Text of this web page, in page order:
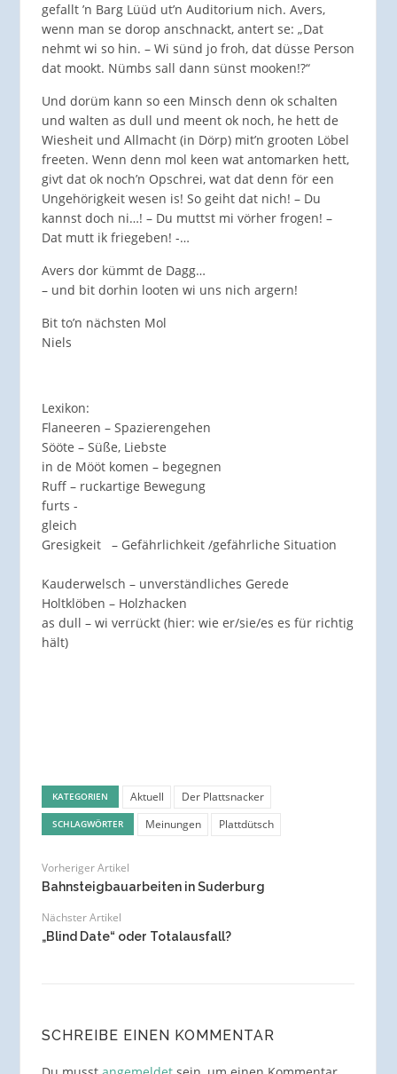
gefallt ’n Barg Lüüd ut’n Auditorium nich. Avers,
wenn man se dorop anschnackt, antert se: „Dat
nehmt wi so hin. – Wi sünd jo froh, dat düsse Person
dat mookt. Nümbs sall dann sünst mooken!?“
Und dorüm kann so een Minsch denn ok schalten
und walten as dull und meent ok noch, he hett de
Wiesheit und Allmacht (in Dörp) mit’n grooten Löbel
freeten. Wenn denn mol keen wat antomarken hett,
givt dat ok noch’n Opschrei, wat dat denn för een
Ungehörigkeit wesen is! So geiht dat nich! – Du
kannst doch ni…! – Du muttst mi vörher frogen! –
Dat mutt ik friegeben! -…
Avers dor kümmt de Dagg…
– und bit dorhin looten wi uns nich argern!
Bit to’n nächsten Mol
Niels
Lexikon:
Flaneeren – Spazierengehen
Sööte – Süße, Liebste
in de Mööt komen – begegnen
Ruff – ruckartige Bewegung
furts -
Gresigkeit – Gefährlichkeit /gefährliche Situation
Kauderwelsch – unverständliches Gerede
Holtklöben – Holzhacken
as dull – wi verrückt (hier: wie er/sie/es es für richtig
hält)
KATEGORIEN Aktuell Der Plattsnacker
SCHLAGWÖRTER Meinungen Plattdütsch
Vorheriger Artikel
Bahnsteigbauarbeiten in Suderburg
Nächster Artikel
„Blind Date“ oder Totalausfall?
SCHREIBE EINEN KOMMENTAR